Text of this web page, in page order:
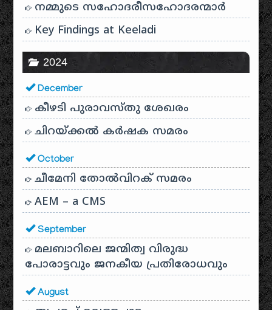
നമ്മുടെ സഹോദരീസഹോദരന്മാർ
Key Findings at Keeladi
2024
December
കീഴടി പുരാവസ്തു ശേഖരം
ചിറയ്ക്കൽ കർഷക സമരം
October
ചീമേനി തോൽവിറക് സമരം
AEM – a CMS
September
മലബാറിലെ ജന്മിത്വ വിരുദ്ധ
പോരാട്ടവും ജനകീയ പ്രതിരോധവും
August